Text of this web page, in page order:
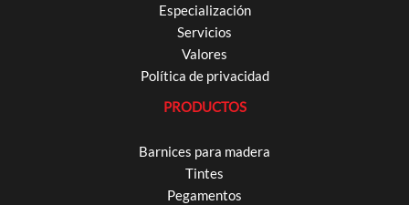
Especialización
Servicios
Valores
Política de privacidad
PRODUCTOS
Barnices para madera
Tintes
Pegamentos